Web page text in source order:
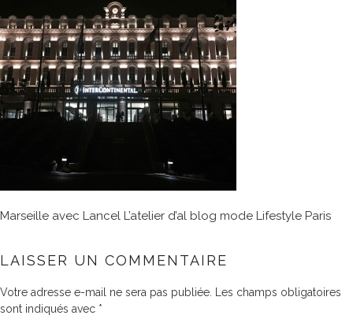
Marseille avec Lancel L’atelier d’al blog mode Lifestyle Paris
LAISSER UN COMMENTAIRE
Votre adresse e-mail ne sera pas publiée.
Les champs obligatoires
sont indiqués avec *